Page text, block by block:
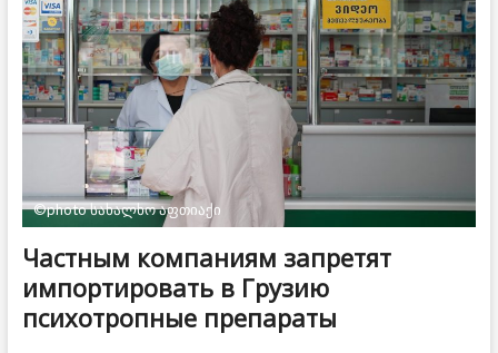
©photo სახალხო აფთიაქი
Частным компаниям запретят
импортировать в Грузию
психотропные препараты